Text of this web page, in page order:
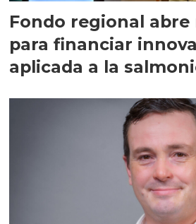
Fondo regional abre
para financiar
aplicada a la